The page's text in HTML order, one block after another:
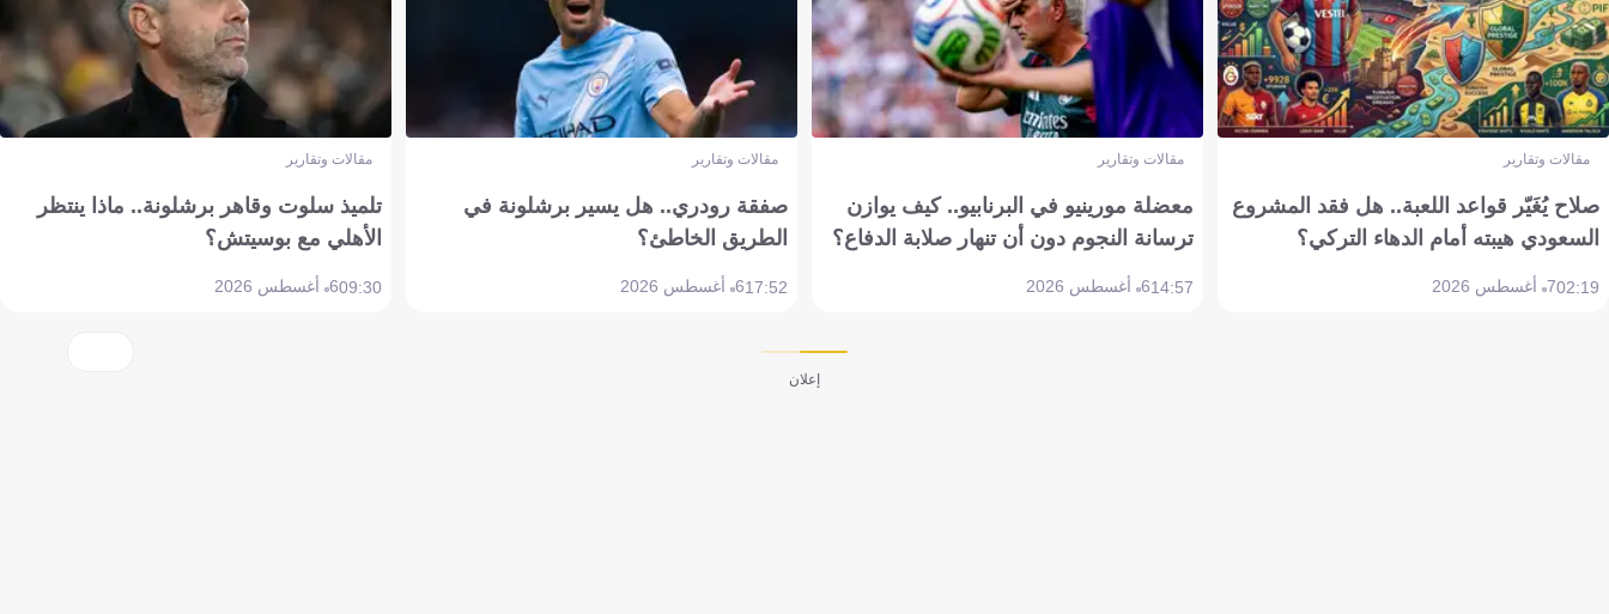
مقالات وتقارير
صلاح يُغَيّر قواعد اللعبة.. هل فقد المشروع
السعودي هيبته أمام الدهاء التركي؟
02:197 أغسطس 2026
مقالات وتقارير
معضلة مورينيو في البرنابيو.. كيف يوازن
ترسانة النجوم دون أن تنهار صلابة الدفاع؟
14:576 أغسطس 2026
مقالات وتقارير
صفقة رودري.. هل يسير برشلونة في
الطريق الخاطئ؟
17:526 أغسطس 2026
مقالات وتقارير
تلميذ سلوت وقاهر برشلونة.. ماذا ينتظر
الأهلي مع بوسيتش؟
09:306 أغسطس 2026
إعلان